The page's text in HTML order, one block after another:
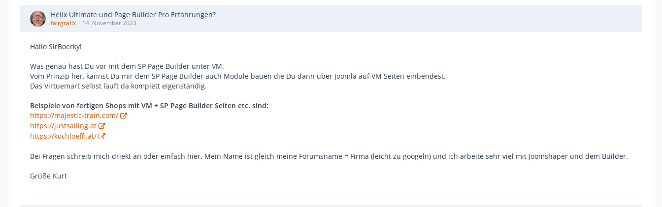
Helix Ultimate und Page Builder Pro Erfahrungen?
fairgrafix 14. November 2023
Hallo SirBoerky!
Was genau hast Du vor mit dem SP Page Builder unter VM.
Vom Prinzip her, kannst Du mir dem SP Page Builder auch Module bauen die Du dann über Joomla auf VM Seiten einbendest.
Das Virtuemart selbst läuft da komplett eigenständig.
Beispiele von fertigen Shops mit VM + SP Page Builder Seiten etc. sind:
https://majestic-train.com/
https://justsailing.at
https://kochloeffl.at/
Bei Fragen schreib mich driekt an oder einfach hier. Mein Name ist gleich meine Forumsname = Firma (leicht zu googeln) und ich arbeite sehr viel mit Joomshaper und dem Builder.
Grüße Kurt